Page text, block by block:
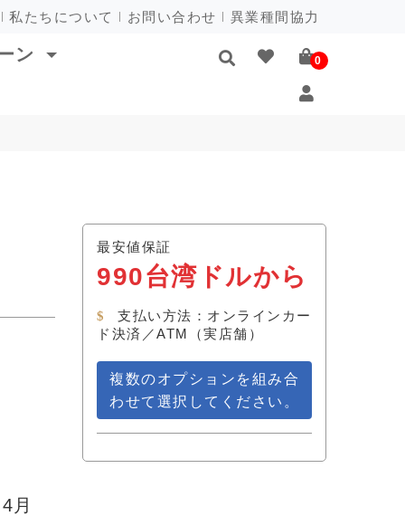
私たちについて お問い合わせ 異業種間協力
ン 0
月
最安値保証
990台湾ドルから
支払い方法：オンラインカー
ド決済／ATM（実店舗）
複数のオプションを組み合
わせて選択してください。